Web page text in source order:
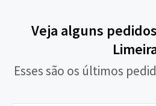
Veja alguns
Esses são os últimos